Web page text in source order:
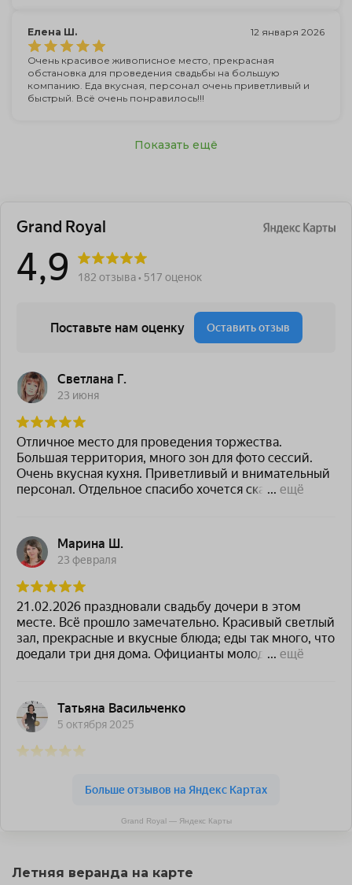
Елена Ш. 12 января 2026
Очень красивое живописное место, прекрасная
обстановка для проведения свадьбы на большую
компанию. Еда вкусная, персонал очень приветливый и
быстрый. Всё очень понравилось!!!
Показать ещё
Grand Royal — Яндекс Карты
Летняя веранда на карте